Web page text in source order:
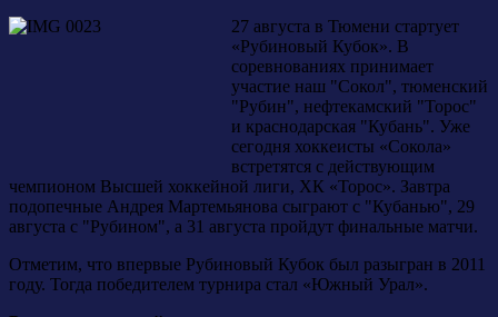
27 августа в Тюмени стартует
«Рубиновый Кубок». В
соревнованиях принимает
участие наш "Сокол", тюменский
"Рубин", нефтекамский "Торос"
и краснодарская "Кубань". Уже
сегодня хоккеисты «Сокола»
встретятся с действующим
чемпионом Высшей хоккейной лиги, ХК «Торос». Завтра
подопечные Андрея Мартемьянова сыграют с "Кубанью", 29
августа с "Рубином", а 31 августа пройдут финальные матчи.
Отметим, что впервые Рубиновый Кубок был разыгран в 2011
году. Тогда победителем турнира стал «Южный Урал».